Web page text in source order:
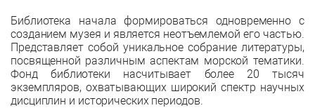
Библиотека начала формироваться одновременно с
созданием музея и является неотъемлемой его частью.
Представляет собой уникальное собрание литературы,
посвященной различным аспектам морской тематики.
Фонд библиотеки насчитывает более 20 тысяч
экземпляров, охватывающих широкий спектр научных
дисциплин и исторических периодов.